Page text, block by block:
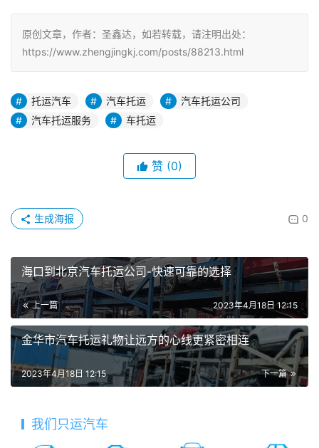
原创文章，作者：圣鑫达，如若转载，请注明出处：
https://www.zhengjingkj.com/posts/88213.html
托运汽车 汽车托运
汽车托运公司
汽车托运服务
车托运
赞 (0)
0
生成海报
海口到北京汽车托运公司-快速可靠的选择
上一篇 2023年4月18日 12:15
金华市汽车托运礼物让远方的心线更紧密相连
下一篇
2023年4月18日 12:15
我们只运汽车